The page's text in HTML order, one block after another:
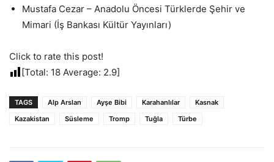
Mustafa Cezar – Anadolu Öncesi Türklerde Şehir ve
Mimari (İş Bankası Kültür Yayınları)
Click to rate this post!
[Total: 18 Average: 2.9]
TAGS Alp Arslan Ayşe Bibi Karahanlılar
Kasnak
Kazakistan
Süsleme Tromp Tuğla Türbe